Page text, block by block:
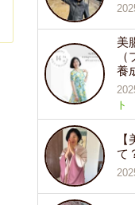
美
養
ト
て